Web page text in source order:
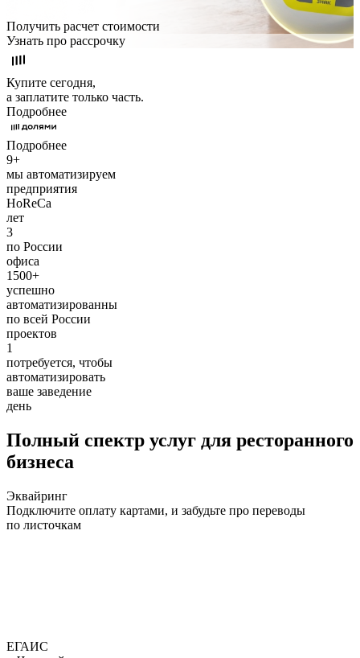
Получить расчет стоимости
Узнать про рассрочку
Купите сегодня,
а заплатите только часть.
Подробнее
Подробнее
9+
мы автоматизируем
предприятия
HoReCa
лет
3
по России
офиса
1500+
успешно
автоматизированны
по всей России
проектов
1
потребуется, чтобы
автоматизировать
ваше заведение
день
Полный спектр услуг для ресторанного
бизнеса
Эквайринг
Подключите оплату картами, и забудьте про переводы
по листочкам
ЕГАИС